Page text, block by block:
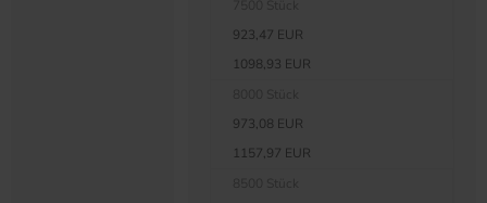
923,47 EUR
1098,93 EUR
973,08 EUR
1157,97 EUR